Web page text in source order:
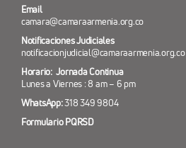
Email
camara@camaraarmenia.org.co
Notificaciones Judiciales
notificacionjudicial@camaraarmenia.org.co
Horario: Jornada Continua
Lunes a Viernes : 8 am – 6 pm
WhatsApp:318 349 9804
Formulario PQRSD